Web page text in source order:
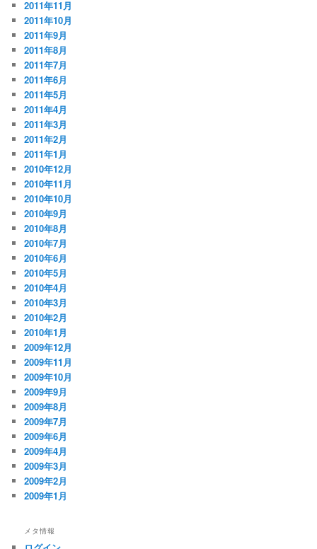
2011年11月
2011年10月
2011年9月
2011年8月
2011年7月
2011年6月
2011年5月
2011年4月
2011年3月
2011年2月
2011年1月
2010年12月
2010年11月
2010年10月
2010年9月
2010年8月
2010年7月
2010年6月
2010年5月
2010年4月
2010年3月
2010年2月
2010年1月
2009年12月
2009年11月
2009年10月
2009年9月
2009年8月
2009年7月
2009年6月
2009年4月
2009年3月
2009年2月
2009年1月
メタ情報